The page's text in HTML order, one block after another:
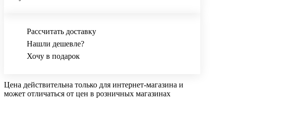
Рассчитать доставку
Нашли дешевле?
Хочу в подарок
Цена действительна только для интернет-магазина и
может отличаться от цен в розничных магазинах